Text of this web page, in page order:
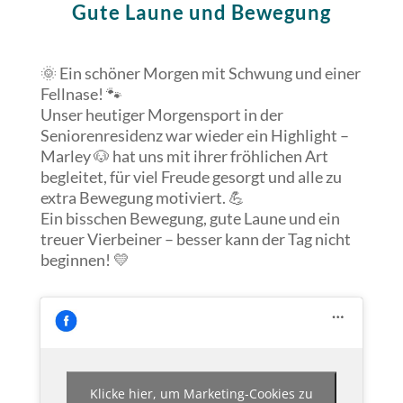
Gute Laune und Bewegung
🌞 Ein schöner Morgen mit Schwung und einer
Fellnase! 🐾
Unser heutiger Morgensport in der
Seniorenresidenz war wieder ein Highlight –
Marley 🐶 hat uns mit ihrer fröhlichen Art
begleitet, für viel Freude gesorgt und alle zu
extra Bewegung motiviert. 💪
Ein bisschen Bewegung, gute Laune und ein
treuer Vierbeiner – besser kann der Tag nicht
beginnen! 💛
Klicke hier, um Marketing-Cookies zu